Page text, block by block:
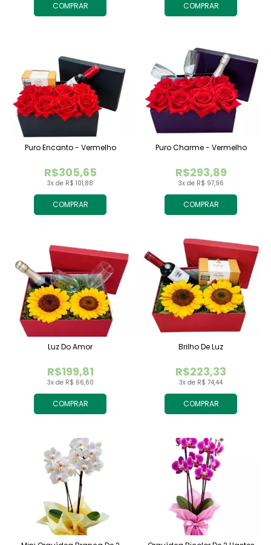
COMPRAR COMPRAR
COMPRAR
3x de R$ 101,88
R$305,65
Puro Encanto - Vermelho
COMPRAR
3x de R$ 97,96
R$293,89
Puro Charme - Vermelho
COMPRAR
3x de R$ 66,60
R$199,81
Luz Do Amor
COMPRAR
3x de R$ 74,44
R$223,33
Brilho De Luz